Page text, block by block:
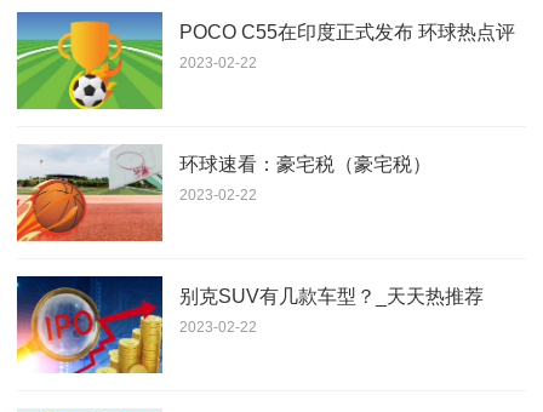
POCO C55在印度正式发布 环球热点评
2023-02-22
环球速看：豪宅税（豪宅税）
2023-02-22
别克SUV有几款车型？_天天热推荐
2023-02-22